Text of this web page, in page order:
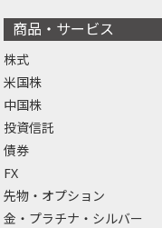
商品・サービス
株式
米国株
中国株
投資信託
債券
FX
先物・オプション
金・プラチナ・シルバー